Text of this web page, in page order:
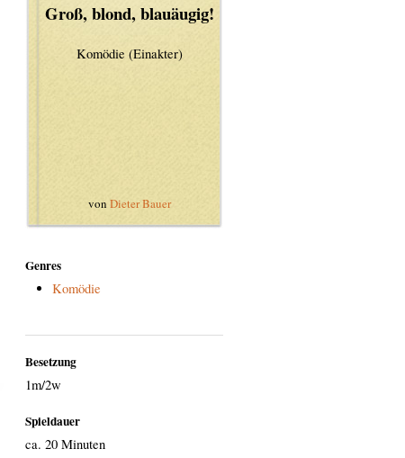
Groß, blond, blauäugig!
Komödie (Einakter)
von Dieter Bauer
Genres
Komödie
Besetzung
1m/2w
Spieldauer
ca. 20 Minuten